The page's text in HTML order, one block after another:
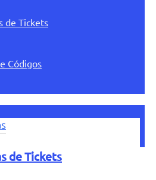
de Tickets
Códigos
de Tickets